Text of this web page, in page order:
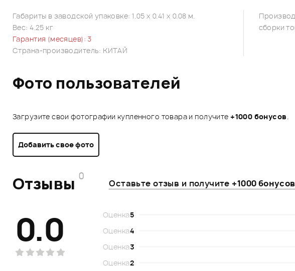
Габариты в заводской упаковке: 1.05 x 0.41 x 0.08 м.
Вес: 4.25 кг
Гарантия (месяцев): 3
Страна-производитель: КИТАЙ
сборки
Фото пользователей
Загрузите свои фотографии купленного товара и получите+1000 бонусов.
Добавить свое фото
Отзывы 0
Оставьте отзыв и получите +1000 бонусов
0.0 Оценка5
Оценка4
Оценка3
Оценка2